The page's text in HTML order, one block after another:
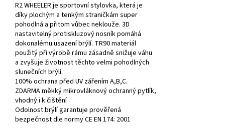
R2 WHEELER je sportovní stylovka, která je
díky plochým a tenkým straničkám super
pohodlná a přitom vůbec neklouže. 3D
nastavitelný protiskluzový nosník pomáhá
dokonalému usazení brýlí. TR90 materiál
použitý při výrobě rámu zásadně snižuje váhu
a zvyšuje životnost těchto velmi pohodlných
slunečních brýlí.
100% ochrana před UV zářením A,B,C.
ZDARMA měkký mikrovláknový ochranný pytlík,
vhodný i k čištění
Odolnost brýlí garantuje prověřená
bezpečnost dle normy CE EN 174: 2001